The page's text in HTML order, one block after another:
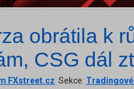
obrátila k
CSG dál
FXstreet.cz Sekce: Tradingové